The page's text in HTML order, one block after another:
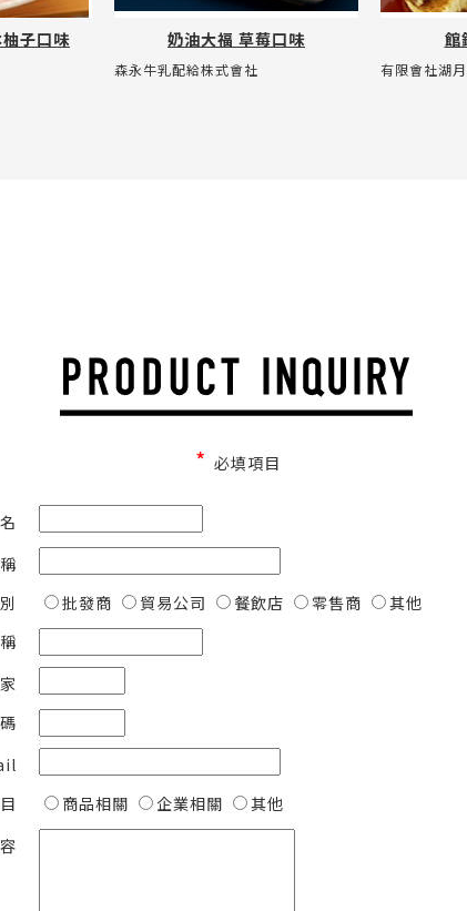
子口味 奶油大福 草莓口味
森永牛乳配給株式會社
館
有限會社湖
* 必填項目
批發商 貿易公司 餐飲店 零售商
其他
商品相關 企業相關 其他